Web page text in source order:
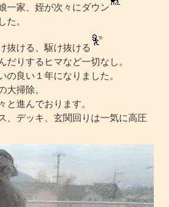
一家、姪が次々にダウン
た。
抜ける、駆け抜ける
だりするヒマなど一切なし。
の良い１年になりました。
大掃除。
と進んでおります。
、デッキ、玄関回りは一気に高圧